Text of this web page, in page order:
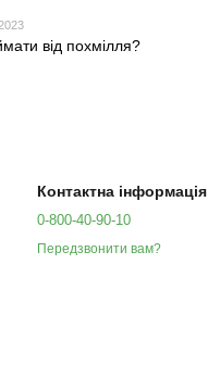
від похмілля?
Контактна інформація
0-800-40-90-10
Передзвонити вам?